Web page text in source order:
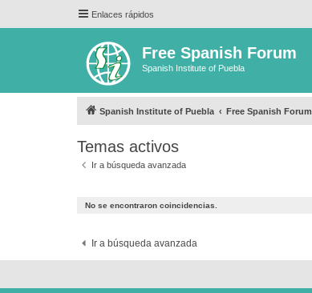
Enlaces rápidos
Free Spanish Forum
Spanish Institute of Puebla
Spanish Institute of Puebla Free Spanish Forum
Temas activos
Ir a búsqueda avanzada
No se encontraron coincidencias.
Ir a búsqueda avanzada